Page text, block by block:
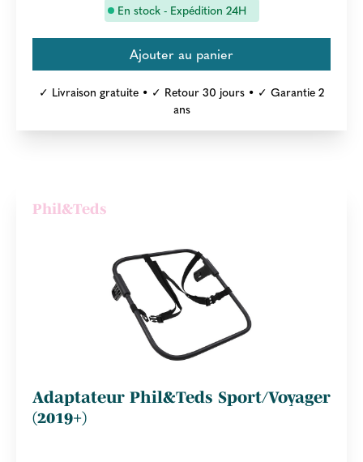
En stock - Expédition 24H
✓ Livraison gratuite • ✓ Retour 30 jours • ✓ Garantie 2
ans
Phil&Teds
Adaptateur Phil&Teds Sport/Voyager
(2019+)